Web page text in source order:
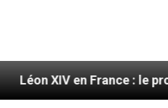
France : le programme